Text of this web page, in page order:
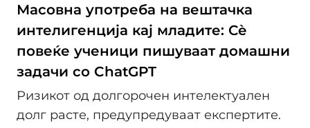
Масовна употреба на вештачка
интелигенција кај младите: Сè
повеќе ученици пишуваат домашни
задачи со ChatGPT
Ризикот од долгорочен интелектуален
долг расте, предупредуваат експертите.